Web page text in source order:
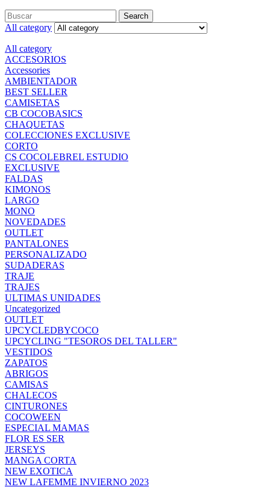
Search
All category
All category
ACCESORIOS
Accessories
AMBIENTADOR
BEST SELLER
CAMISETAS
CB COCOBASICS
CHAQUETAS
COLECCIONES EXCLUSIVE
CORTO
CS COCOLEBREL ESTUDIO
EXCLUSIVE
FALDAS
KIMONOS
LARGO
MONO
NOVEDADES
OUTLET
PANTALONES
PERSONALIZADO
SUDADERAS
TRAJE
TRAJES
ULTIMAS UNIDADES
Uncategorized
OUTLET
UPCYCLEDBYCOCO
UPCYCLING "TESOROS DEL TALLER"
VESTIDOS
ZAPATOS
ABRIGOS
CAMISAS
CHALECOS
CINTURONES
COCOWEEN
ESPECIAL MAMAS
FLOR ES SER
JERSEYS
MANGA CORTA
NEW EXOTICA
NEW LAFEMME INVIERNO 2023